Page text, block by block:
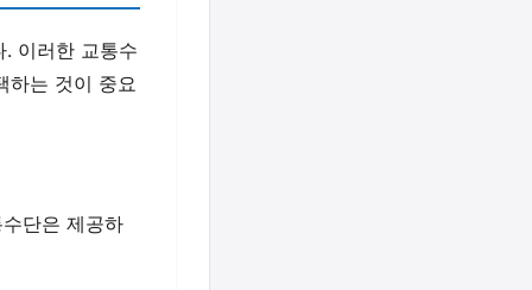
이러한 교통수
하는 것이 중요
단은 제공하